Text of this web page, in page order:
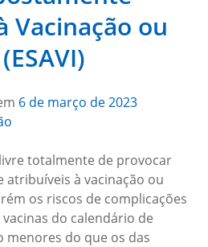
Vacinação ou
6 de março de 2023
totalmente de provocar
à vacinação ou
os riscos de complicações
do calendário de
menores do que os das